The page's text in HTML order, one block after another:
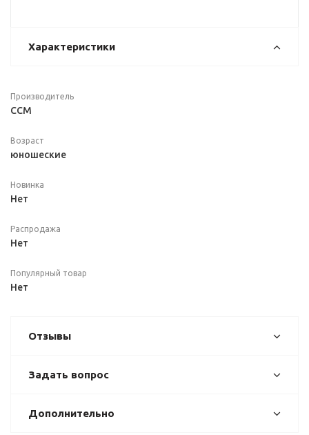
Характеристики
Производитель
CCM
Возраст
юношеские
Новинка
Нет
Распродажа
Нет
Популярный товар
Нет
Отзывы
Задать вопрос
Дополнительно